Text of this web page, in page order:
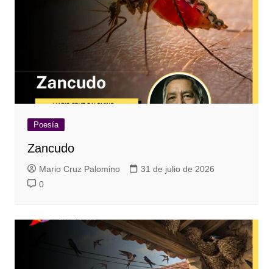
Poesía
Zancudo
Mario Cruz Palomino
31 de julio de 2026
0